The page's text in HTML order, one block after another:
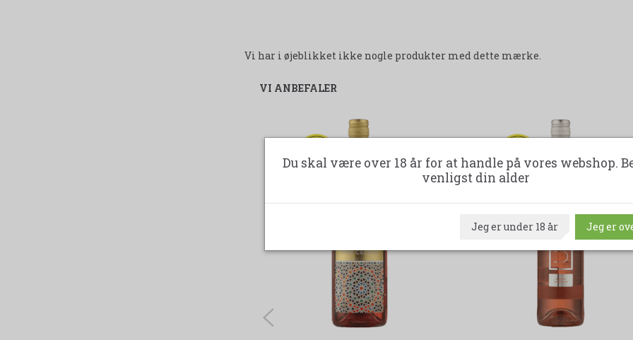
Vi har i øjeblikket ikke nogle produkter med dette mærke.
VI ANBEFALER
Du skal være over 18 år for at handle på vores webshop.
venligst din alder
Jeg er under 18 år Jeg er